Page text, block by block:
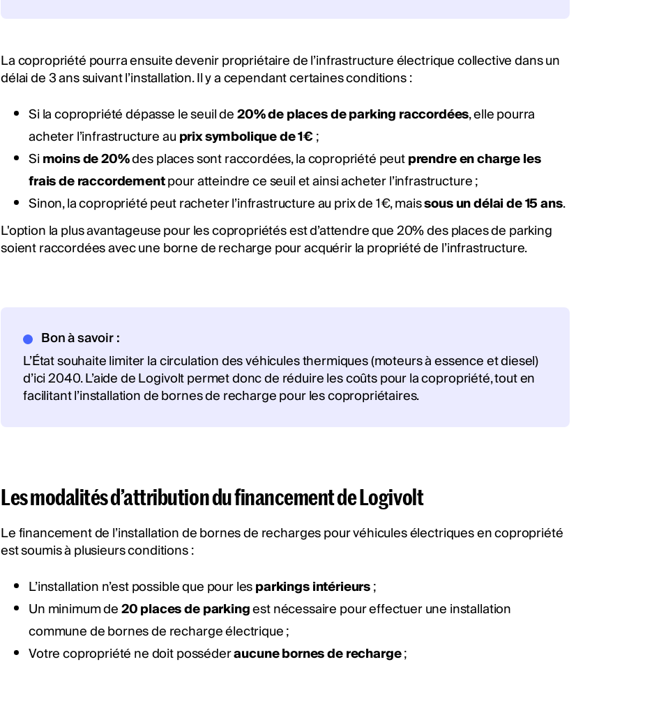
La copropriété pourra ensuite devenir propriétaire de l’infrastructure électrique collective dans un
délai de 3 ans suivant l’installation. Il y a cependant certaines conditions :
Si la copropriété dépasse le seuil de20% de places de parking raccordées, elle pourra
acheter l’infrastructure auprix symbolique de 1€;
Simoins de 20%des places sont raccordées, la copropriété peutprendre en charge les
frais de raccordementpour atteindre ce seuil et ainsi acheter l’infrastructure ;
Sinon, la copropriété peut racheter l’infrastructure au prix de 1€, maissous un délai de 15 ans.
L'option la plus avantageuse pour les copropriétés est d’attendre que 20% des places de parking
soient raccordées avec une borne de recharge pour acquérir la propriété de l’infrastructure.
Bon à savoir :
L’État souhaite limiter la circulation des véhicules thermiques (moteurs à essence et diesel)
d’ici 2040. L’aide de Logivolt permet donc de réduire les coûts pour la copropriété, tout en
facilitant l’installation de bornes de recharge pour les copropriétaires.
Les modalités d’attribution du financement de Logivolt
Le financement de l’installation de bornes de recharges pour véhicules électriques en copropriété
est soumis à plusieurs conditions :
L’installation n’est possible que pour lesparkings intérieurs;
Un minimum de20 places de parkingest nécessaire pour effectuer une installation
commune de bornes de recharge électrique ;
Votre copropriété ne doit posséderaucune bornes de recharge;